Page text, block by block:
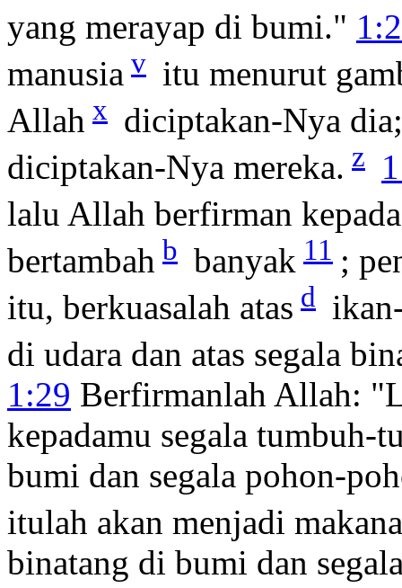
yang merayap di bumi."
manusia v itu menurut
Allah x diciptakan-Nya
diciptakan-Nya mereka. z
lalu Allah berfirman
bertambah b banyak 11 ;
itu, berkuasalah atas d
di udara dan atas segala
1:29 Berfirmanlah Allah:
kepadamu segala
bumi dan segala pohon-
itulah akan menjadi
binatang di bumi dan